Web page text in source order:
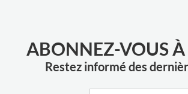
ABONNEZ-VOUS
Restez informé des